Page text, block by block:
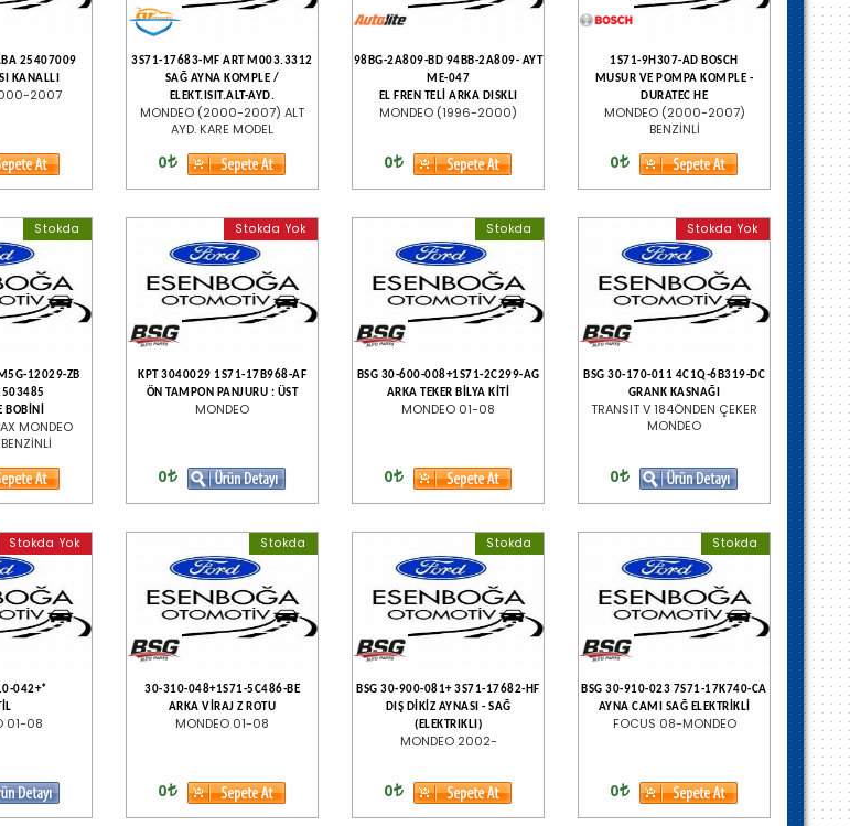
25407009
KANALLI
2007
3S71-17683-MF ART M003.3312
SAĞ AYNA KOMPLE /
ELEKT.ISIT.ALT-AYD.
MONDEO (2000-2007) ALT
AYD. KARE MODEL
0
98BG-2A809-BD 94BB-2A809- AYT
ME-047
EL FREN TELİ ARKA DISKLI
MONDEO (1996-2000)
0
1S71-9H307-AD BOSCH
MUSUR VE POMPA KOMPLE -
DURATEC HE
MONDEO (2000-2007)
BENZİNLİ
0
Stokda
12029-ZB
BOBİNİ
MONDEO
Stokda Yok
KPT 3040029 1S71-17B968-AF
ÖN TAMPON PANJURU : ÜST
MONDEO
0
Stokda
BSG 30-600-008+1S71-2C299-AG
ARKA TEKER BİLYA KİTİ
MONDEO 01-08
0
Stokda Yok
BSG 30-170-011 4C1Q-6B319-DC
GRANK KASNAĞI
TRANSIT V 184ÖNDEN ÇEKER
MONDEO
0
Stokda Yok
042+*
01-08
Stokda
30-310-048+1S71-5C486-BE
ARKA VİRAJ Z ROTU
MONDEO 01-08
0
Stokda
BSG 30-900-081+ 3S71-17682-HF
DIŞ DİKİZ AYNASI - SAĞ
(ELEKTRIKLI)
MONDEO 2002-
0
Stokda
BSG 30-910-023 7S71-17K740-CA
AYNA CAMI SAĞ ELEKTRİKLİ
FOCUS 08-MONDEO
0